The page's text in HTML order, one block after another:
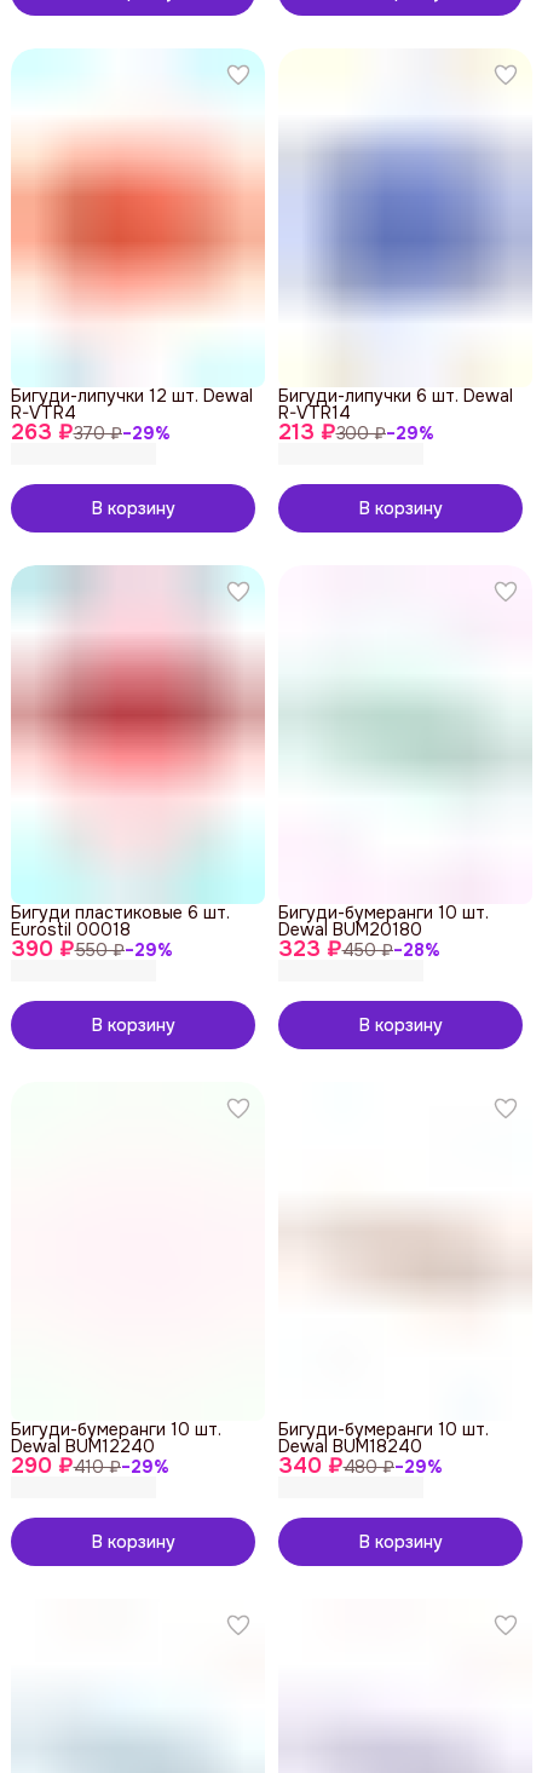
263 ₽370 ₽−29%
Бигуди-липучки 12 шт. Dewal
R-VTR4
В корзину
213 ₽300 ₽−29%
Бигуди-липучки 6 шт. Dewal
R-VTR14
В корзину
390 ₽550 ₽−29%
Бигуди пластиковые 6 шт.
Eurostil 00018
В корзину
323 ₽450 ₽−28%
Бигуди-бумеранги 10 шт.
Dewal BUM20180
В корзину
290 ₽410 ₽−29%
Бигуди-бумеранги 10 шт.
Dewal BUM12240
В корзину
340 ₽480 ₽−29%
Бигуди-бумеранги 10 шт.
Dewal BUM18240
В корзину